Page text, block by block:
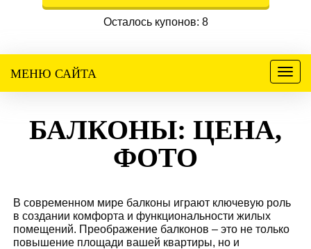
Осталось купонов: 8
Меню
МЕНЮ САЙТА
БАЛКОНЫ: ЦЕНА,
ФОТО
В современном мире балконы играют ключевую роль
в создании комфорта и функциональности жилых
помещений. Преображение балконов – это не только
повышение площади вашей квартиры, но и